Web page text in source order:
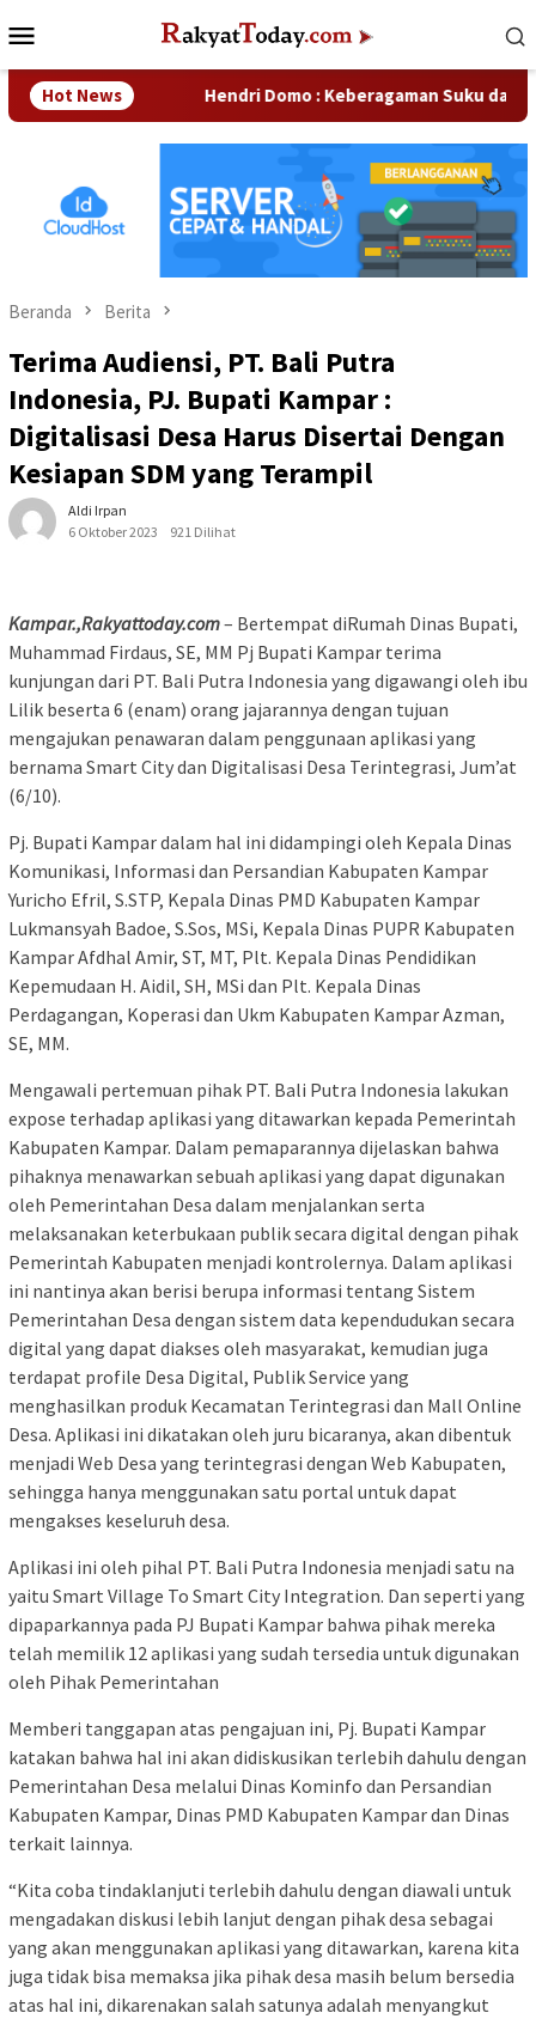
ke
Mobile
Hot News Hendri Domo : Keberagaman Suku dan Budaya di
Beranda Berita
Terima Audiensi, PT. Bali Putra
Indonesia, PJ. Bupati Kampar :
Digitalisasi Desa Harus Disertai Dengan
Kesiapan SDM yang Terampil
Aldi Irpan
6 Oktober 2023
921 Dilihat
Kampar.,Rakyattoday.com– Bertempat diRumah Dinas Bupati,
Muhammad Firdaus, SE, MM Pj Bupati Kampar terima
kunjungan dari PT. Bali Putra Indonesia yang digawangi oleh ibu
Lilik beserta 6 (enam) orang jajarannya dengan tujuan
mengajukan penawaran dalam penggunaan aplikasi yang
bernama Smart City dan Digitalisasi Desa Terintegrasi, Jum’at
(6/10).
Pj. Bupati Kampar dalam hal ini didampingi oleh Kepala Dinas
Komunikasi, Informasi dan Persandian Kabupaten Kampar
Yuricho Efril, S.STP, Kepala Dinas PMD Kabupaten Kampar
Lukmansyah Badoe, S.Sos, MSi, Kepala Dinas PUPR Kabupaten
Kampar Afdhal Amir, ST, MT, Plt. Kepala Dinas Pendidikan
Kepemudaan H. Aidil, SH, MSi dan Plt. Kepala Dinas
Perdagangan, Koperasi dan Ukm Kabupaten Kampar Azman,
SE, MM.
Mengawali pertemuan pihak PT. Bali Putra Indonesia lakukan
expose terhadap aplikasi yang ditawarkan kepada Pemerintah
Kabupaten Kampar. Dalam pemaparannya dijelaskan bahwa
pihaknya menawarkan sebuah aplikasi yang dapat digunakan
oleh Pemerintahan Desa dalam menjalankan serta
melaksanakan keterbukaan publik secara digital dengan pihak
Pemerintah Kabupaten menjadi kontrolernya. Dalam aplikasi
ini nantinya akan berisi berupa informasi tentang Sistem
Pemerintahan Desa dengan sistem data kependudukan secara
digital yang dapat diakses oleh masyarakat, kemudian juga
terdapat profile Desa Digital, Publik Service yang
menghasilkan produk Kecamatan Terintegrasi dan Mall Online
Desa. Aplikasi ini dikatakan oleh juru bicaranya, akan dibentuk
menjadi Web Desa yang terintegrasi dengan Web Kabupaten,
sehingga hanya menggunakan satu portal untuk dapat
mengakses keseluruh desa.
Aplikasi ini oleh pihal PT. Bali Putra Indonesia menjadi satu na
yaitu Smart Village To Smart City Integration. Dan seperti yang
dipaparkannya pada PJ Bupati Kampar bahwa pihak mereka
telah memilik 12 aplikasi yang sudah tersedia untuk digunakan
oleh Pihak Pemerintahan
Memberi tanggapan atas pengajuan ini, Pj. Bupati Kampar
katakan bahwa hal ini akan didiskusikan terlebih dahulu dengan
Pemerintahan Desa melalui Dinas Kominfo dan Persandian
Kabupaten Kampar, Dinas PMD Kabupaten Kampar dan Dinas
terkait lainnya.
“Kita coba tindaklanjuti terlebih dahulu dengan diawali untuk
mengadakan diskusi lebih lanjut dengan pihak desa sebagai
yang akan menggunakan aplikasi yang ditawarkan, karena kita
juga tidak bisa memaksa jika pihak desa masih belum bersedia
atas hal ini, dikarenakan salah satunya adalah menyangkut